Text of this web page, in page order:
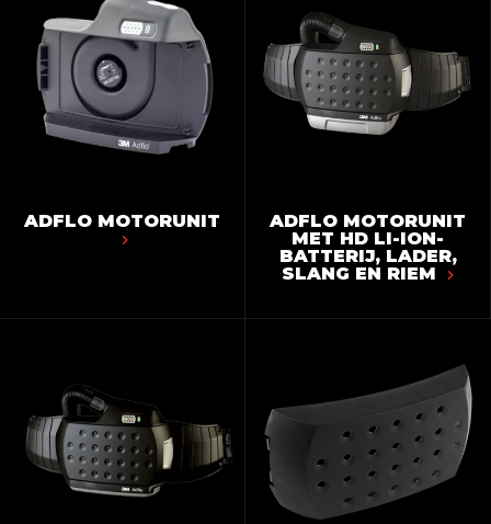
ADFLO MOTORUNIT
ADFLO MOTORUNIT
MET HD LI-ION-
BATTERIJ, LADER,
SLANG EN RIEM